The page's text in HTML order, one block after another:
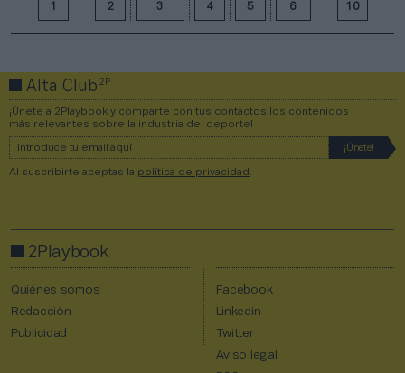
1 2 3 4 5 6 10
Alta Club2P
¡Únete a 2Playbook y comparte con tus contactos los contenidos
más relevantes sobre la industria del deporte!
Al suscribirte aceptas la política de privacidad
2Playbook
Quiénes somos
Redacción
Publicidad
Facebook
Linkedin
Twitter
Aviso legal